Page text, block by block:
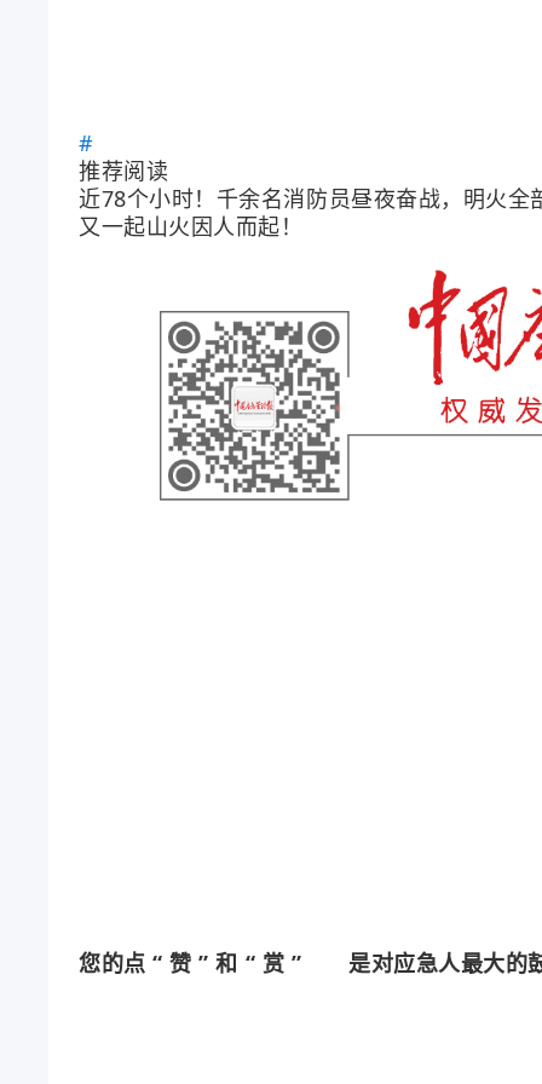
推荐阅读
近78个小时！千余名消防员昼夜奋战，明火全
又一起山火因人而起！
您的点 “ 赞 ” 和 “ 赏 ” 是对应急人最大